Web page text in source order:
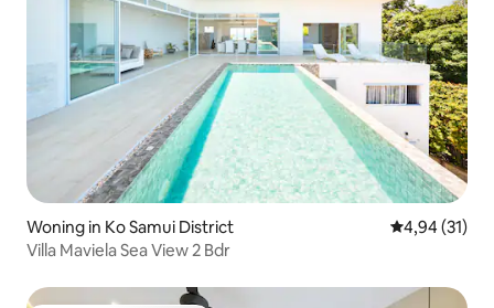
Woning in Ko Samui District Gemiddelde
4,94 (31)
Villa Maviela Sea View 2 Bdr